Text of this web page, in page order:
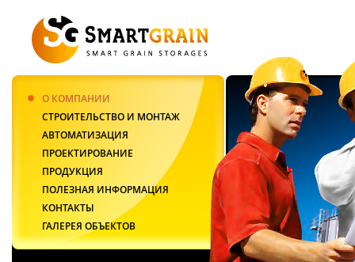
О КОМПАНИИ
СТРОИТЕЛЬСТВО И МОНТАЖ
АВТОМАТИЗАЦИЯ
ПРОЕКТИРОВАНИЕ
ПРОДУКЦИЯ
ПОЛЕЗНАЯ ИНФОРМАЦИЯ
КОНТАКТЫ
ГАЛЕРЕЯ ОБЪЕКТОВ